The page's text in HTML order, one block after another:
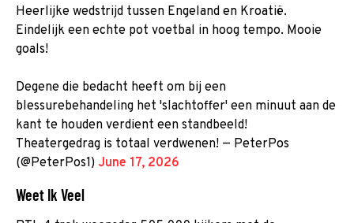
Heerlijke wedstrijd tussen Engeland en Kroatië.
Eindelijk een echte pot voetbal in hoog tempo. Mooie
goals!
Degene die bedacht heeft om bij een
blessurebehandeling het 'slachtoffer' een minuut aan de
kant te houden verdient een standbeeld!
Theatergedrag is totaal verdwenen! — PeterPos
(@PeterPos1) June 17, 2026
Weet Ik Veel